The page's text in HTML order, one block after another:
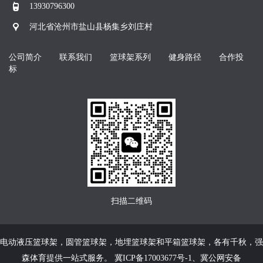
13930796300
河北省沧州市盐山县杨集乡刘庄村
公司简介 联系我们 篮球架系列 健身路径
合作投
标
扫描二维码
电动液压篮球架 ， 圆管篮球架 ， 地埋篮球架和平箱篮球架 ，各有千秋，强
森体育提供一站式服务。 冀ICP备17003677号-1、 冀公网安备